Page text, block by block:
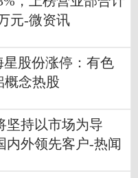
元-微资讯
星股份涨停：有色
概念热股
坚持以市场为导
内外领先客户-热闻